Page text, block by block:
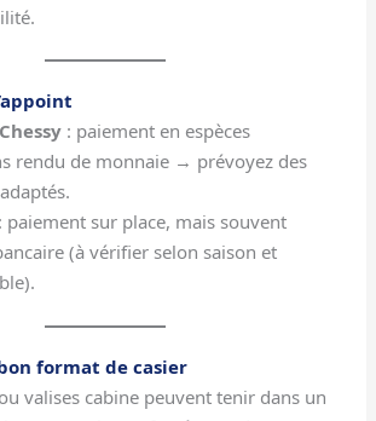
: paiement en espèces
rendu de monnaie → prévoyez des
: paiement sur place, mais souvent
(à vérifier selon saison et
format de casier
valises cabine peuvent tenir dans un